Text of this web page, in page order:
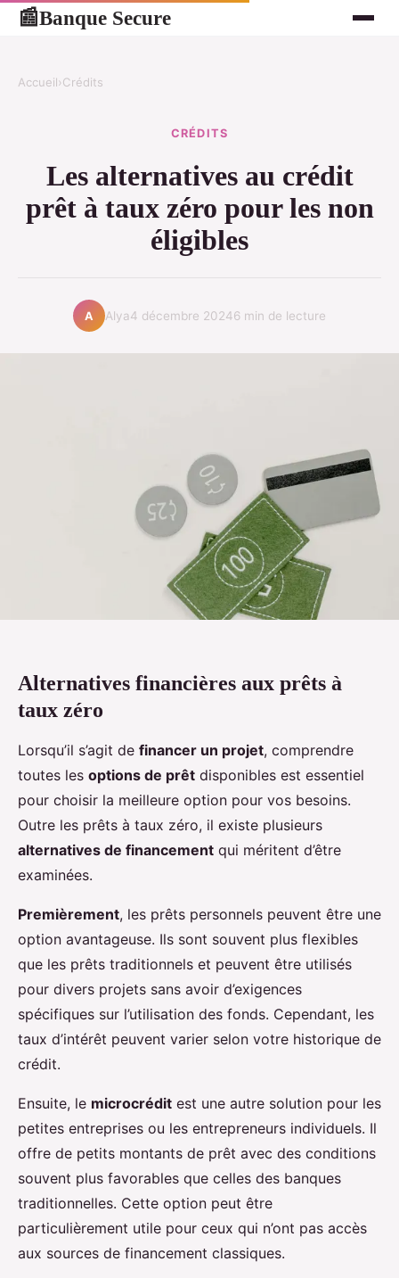
📰Banque Secure
Accueil›Crédits
CRÉDITS
Les alternatives au crédit
prêt à taux zéro pour les non
éligibles
A Alya4 décembre 20246 min de lecture
Alternatives financières aux prêts à
taux zéro
Lorsqu’il s’agit de financer un projet, comprendre
toutes les options de prêt disponibles est essentiel
pour choisir la meilleure option pour vos besoins.
Outre les prêts à taux zéro, il existe plusieurs
alternatives de financement qui méritent d’être
examinées.
Premièrement, les prêts personnels peuvent être une
option avantageuse. Ils sont souvent plus flexibles
que les prêts traditionnels et peuvent être utilisés
pour divers projets sans avoir d’exigences
spécifiques sur l’utilisation des fonds. Cependant, les
taux d’intérêt peuvent varier selon votre historique de
crédit.
Ensuite, le microcrédit est une autre solution pour les
petites entreprises ou les entrepreneurs individuels. Il
offre de petits montants de prêt avec des conditions
souvent plus favorables que celles des banques
traditionnelles. Cette option peut être
particulièrement utile pour ceux qui n’ont pas accès
aux sources de financement classiques.